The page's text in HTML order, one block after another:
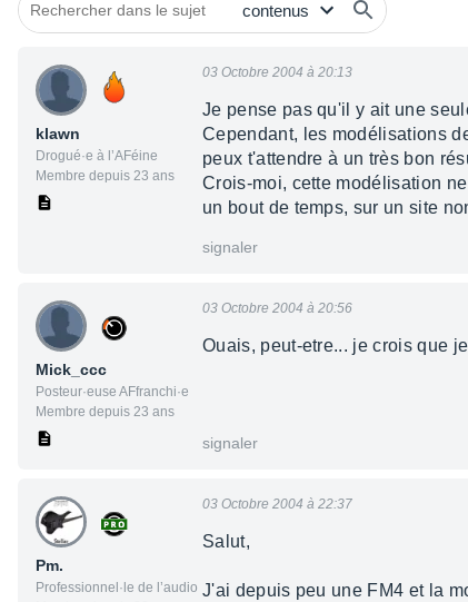
klawn
Drogué·e à l’AFéine
Membre depuis 23 ans
03 Octobre 2004 à 20:13
Je pense pas qu'il y ait une
Cependant, les modélisations
peux t'attendre à un très bon
Crois-moi, cette modélisation
un bout de temps, sur un site
signaler
Mick_ccc
Posteur·euse AFfranchi·e
Membre depuis 23 ans
03 Octobre 2004 à 20:56
Ouais, peut-etre... je crois que
signaler
Pm.
Professionnel·le de l’audio
03 Octobre 2004 à 22:37
Salut,
J'ai depuis peu une FM4 et la